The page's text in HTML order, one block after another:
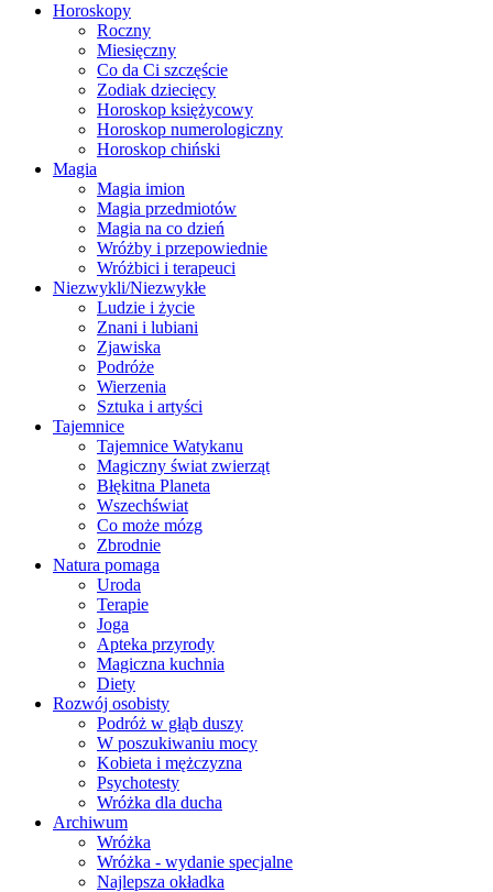
Horoskopy
Roczny
Miesięczny
Co da Ci szczęście
Zodiak dziecięcy
Horoskop księżycowy
Horoskop numerologiczny
Horoskop chiński
Magia
Magia imion
Magia przedmiotów
Magia na co dzień
Wróżby i przepowiednie
Wróżbici i terapeuci
Niezwykli/Niezwykłe
Ludzie i życie
Znani i lubiani
Zjawiska
Podróże
Wierzenia
Sztuka i artyści
Tajemnice
Tajemnice Watykanu
Magiczny świat zwierząt
Błękitna Planeta
Wszechświat
Co może mózg
Zbrodnie
Natura pomaga
Uroda
Terapie
Joga
Apteka przyrody
Magiczna kuchnia
Diety
Rozwój osobisty
Podróż w głąb duszy
W poszukiwaniu mocy
Kobieta i mężczyzna
Psychotesty
Wróżka dla ducha
Archiwum
Wróżka
Wróżka - wydanie specjalne
Najlepsza okładka